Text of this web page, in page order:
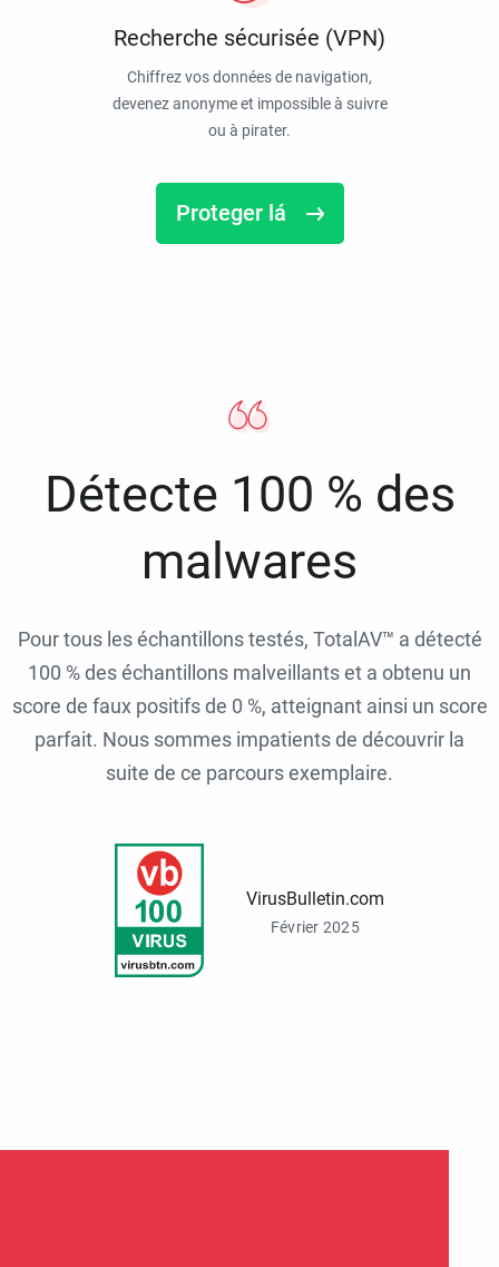
Recherche sécurisée (VPN)
Chiffrez vos données de navigation,
devenez anonyme et impossible à suivre
ou à pirater.
Proteger lá
Détecte 100 % des
malwares
Pour tous les échantillons testés, TotalAV™ a détecté
100 % des échantillons malveillants et a obtenu un
score de faux positifs de 0 %, atteignant ainsi un score
parfait. Nous sommes impatients de découvrir la
suite de ce parcours exemplaire.
VirusBulletin.com
Février 2025